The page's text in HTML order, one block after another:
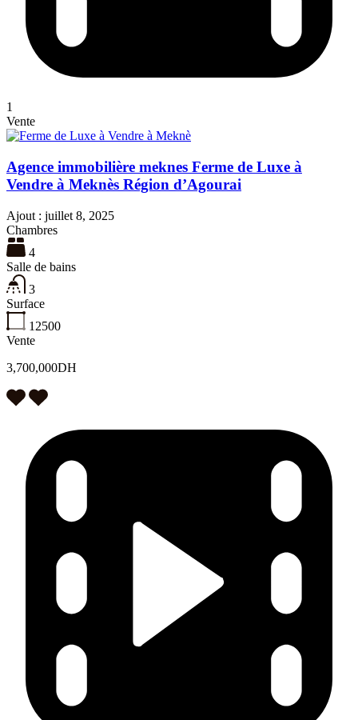
1
Vente
Agence immobilière meknes Ferme de Luxe à
Vendre à Meknès Région d’Agourai
Ajout : juillet 8, 2025
Chambres
4
Salle de bains
3
Surface
12500
Vente
3,700,000DH